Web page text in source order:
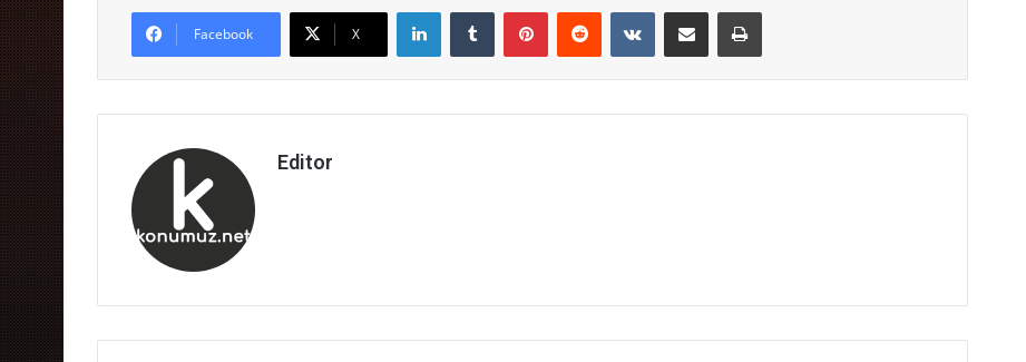
Facebook X
LinkedInTumblr PinterestReddit VKontakteE-Posta ile paylaş Yazdır
Editor